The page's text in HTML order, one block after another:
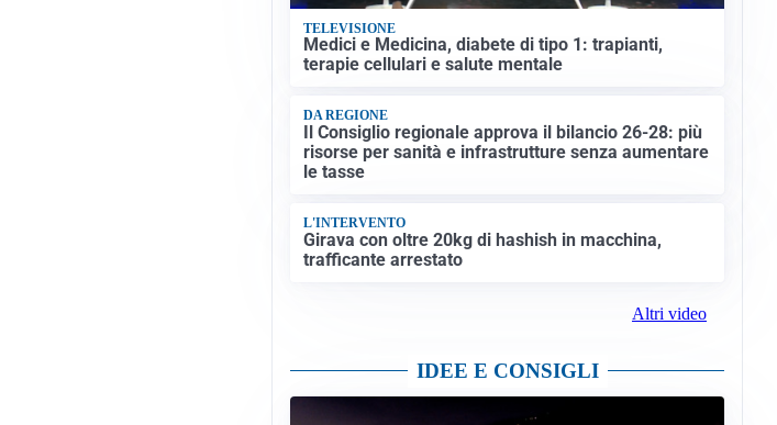
TELEVISIONE
Medici e Medicina, diabete di tipo 1: trapianti,
terapie cellulari e salute mentale
DA REGIONE
Il Consiglio regionale approva il bilancio 26-28: più
risorse per sanità e infrastrutture senza aumentare
le tasse
L'INTERVENTO
Girava con oltre 20kg di hashish in macchina,
trafficante arrestato
Altri video
IDEE E CONSIGLI